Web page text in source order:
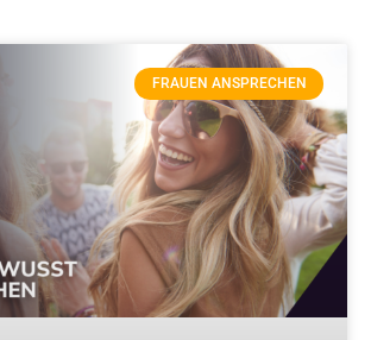
FRAUEN ANSPRECHEN